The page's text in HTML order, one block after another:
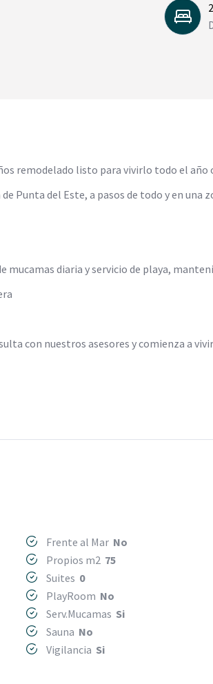
2
remodelado listo para vivirlo todo el año
Punta del Este, a pasos de todo y en una
mucamas diaria y servicio de playa,
con nuestros asesores y comienza a
Frente al Mar No
Propios m2 75
Suites 0
PlayRoom No
Serv.Mucamas Si
Sauna No
Vigilancia Si